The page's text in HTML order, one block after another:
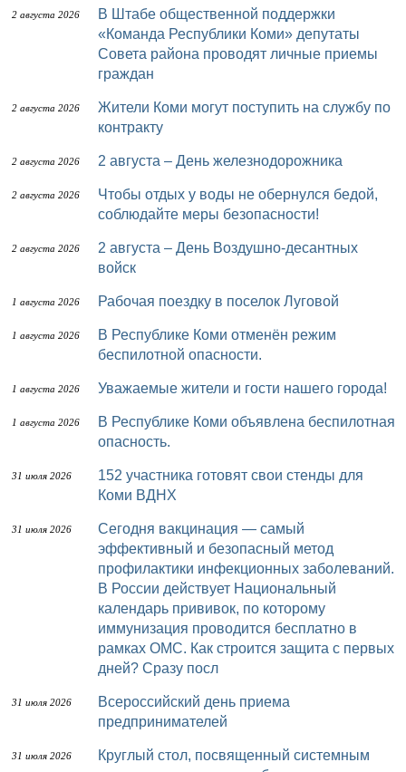
2 августа 2026
В Штабе общественной поддержки
«Команда Республики Коми» депутаты
Совета района проводят личные приемы
граждан
2 августа 2026
Жители Коми могут поступить на службу по
контракту
2 августа 2026 2 августа – День железнодорожника
2 августа 2026
Чтобы отдых у воды не обернулся бедой,
соблюдайте меры безопасности!
2 августа 2026
2 августа – День Воздушно-десантных
войск
1 августа 2026 Рабочая поездку в поселок Луговой
1 августа 2026
В Республике Коми отменён режим
беспилотной опасности.
1 августа 2026 Уважаемые жители и гости нашего города!
1 августа 2026
В Республике Коми объявлена беспилотная
опасность.
31 июля 2026
152 участника готовят свои стенды для
Коми ВДНХ
31 июля 2026
Сегодня вакцинация — самый
эффективный и безопасный метод
профилактики инфекционных заболеваний.
В России действует Национальный
календарь прививок, по которому
иммунизация проводится бесплатно в
рамках ОМС. Как строится защита с первых
дней? Сразу посл
31 июля 2026
Всероссийский день приема
предпринимателей
31 июля 2026
Круглый стол, посвященный системным